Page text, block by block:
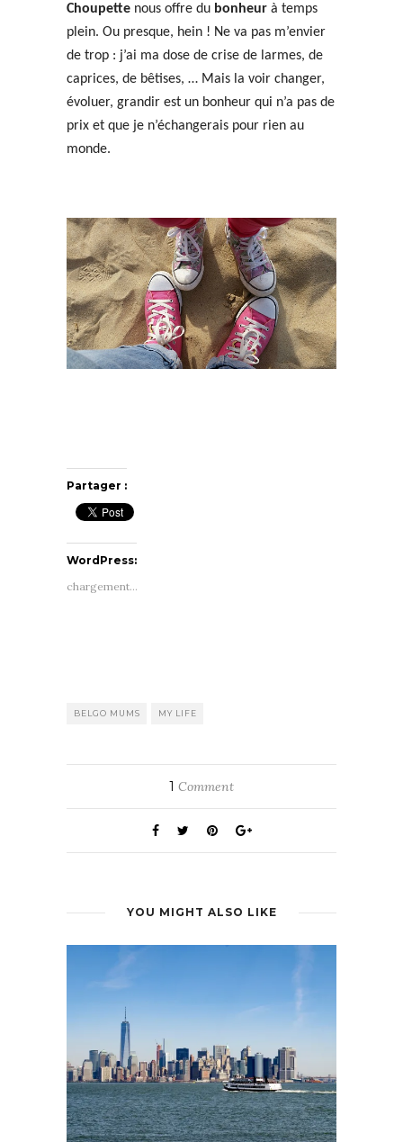
Choupette nous offre du bonheur à temps
plein. Ou presque, hein ! Ne va pas m’envier
de trop : j’ai ma dose de crise de larmes, de
caprices, de bêtises, … Mais la voir changer,
évoluer, grandir est un bonheur qui n’a pas de
prix et que je n’échangerais pour rien au
monde.
Partager :
WordPress:
chargement…
BELGO MUMS MY LIFE
1 Comment
YOU MIGHT ALSO LIKE